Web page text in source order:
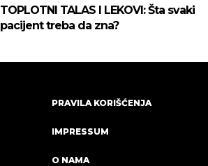
TOPLOTNI TALAS I LEKOVI: Šta svaki
pacijent treba da zna?
PRAVILA KORIŠĆENJA
IMPRESSUM
O NAMA